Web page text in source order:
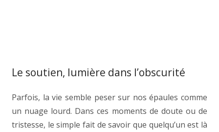
Le soutien, lumière dans l’obscurité
Parfois, la vie semble peser sur nos épaules comme
un nuage lourd. Dans ces moments de doute ou de
tristesse, le simple fait de savoir que quelqu’un est là